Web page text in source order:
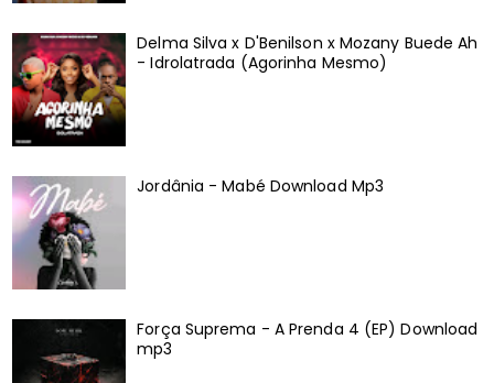
Delma Silva x D'Benilson x Mozany Buede Ah
- Idrolatrada (Agorinha Mesmo)
Jordânia - Mabé Download Mp3
Força Suprema - A Prenda 4 (EP) Download
mp3